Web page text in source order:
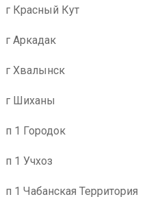
г Красный Кут
г Аркадак
г Хвалынск
г Шиханы
п 1 Городок
п 1 Учхоз
п 1 Чабанская Территория